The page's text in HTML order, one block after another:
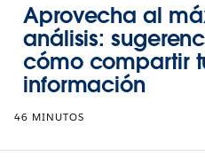
Aprovecha al
análisis:
cómo compartir
información
46 MINUTOS